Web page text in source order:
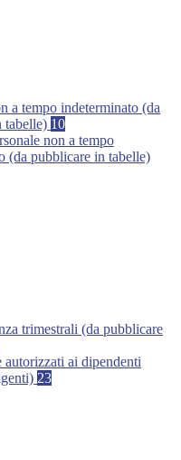
a tempo indeterminato (da
tabelle) 10
non a tempo
(da pubblicare in tabelle)
trimestrali (da pubblicare
ai dipendenti
23